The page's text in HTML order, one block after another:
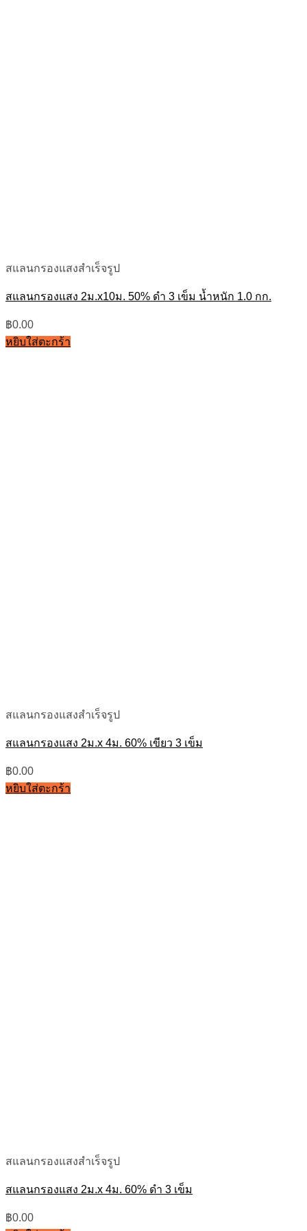
สแลนกรองแสงสำเร็จรูป
สแลนกรองแสง 2ม.x10ม. 50% ดำ 3 เข็ม น้ำหนัก 1.0 กก.
฿0.00
หยิบใส่ตะกร้า
สแลนกรองแสงสำเร็จรูป
สแลนกรองแสง 2ม.x 4ม. 60% เขียว 3 เข็ม
฿0.00
หยิบใส่ตะกร้า
สแลนกรองแสงสำเร็จรูป
สแลนกรองแสง 2ม.x 4ม. 60% ดำ 3 เข็ม
฿0.00